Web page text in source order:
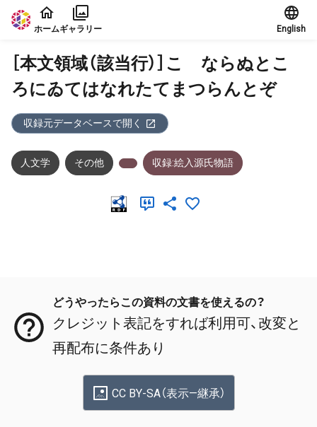
本文に飛ぶ
ホームギャラリー English
［本文領域（該当行）］こゝならぬとこ
ろにゐてはなれたてまつらんとぞ
収録元データベースで開く
人文学 その他 収録:絵入源氏物語
どうやったらこの資料の文書を使えるの？
クレジット表記をすれば利用可、改変と
再配布に条件あり
CC BY-SA（表示—継承）